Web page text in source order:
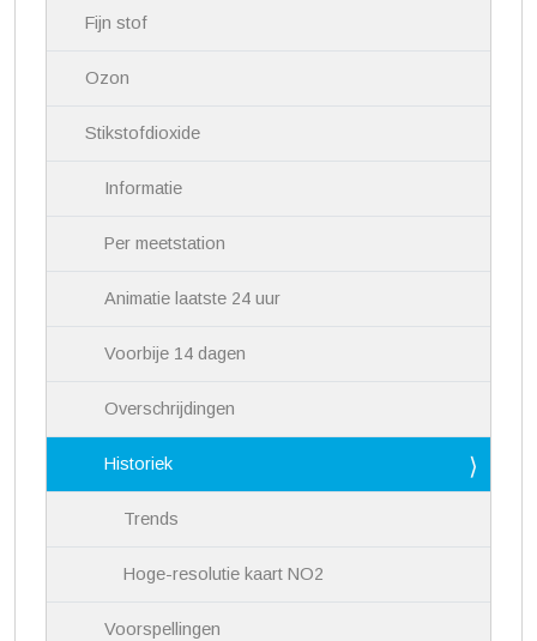
Fijn stof
Ozon
Stikstofdioxide
Informatie
Per meetstation
Animatie laatste 24 uur
Voorbije 14 dagen
Overschrijdingen
Historiek
Trends
Hoge-resolutie kaart NO2
Voorspellingen